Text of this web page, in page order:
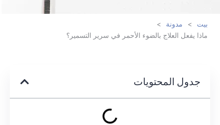
بيت > مدونة
>
ماذا يفعل العلاج بالضوء الأحمر في سرير التسمير؟
جدول المحتويات